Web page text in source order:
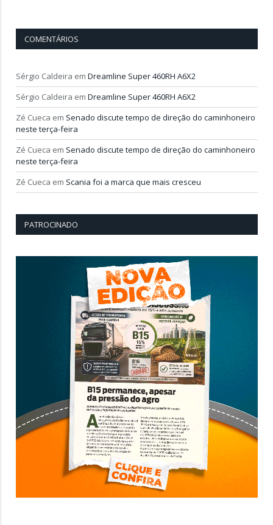
COMENTÁRIOS
Sérgio Caldeira em Dreamline Super 460RH A6X2
Sérgio Caldeira em Dreamline Super 460RH A6X2
Zé Cueca em Senado discute tempo de direção do caminhoneiro
neste terça-feira
Zé Cueca em Senado discute tempo de direção do caminhoneiro
neste terça-feira
Zé Cueca em Scania foi a marca que mais cresceu
PATROCINADO